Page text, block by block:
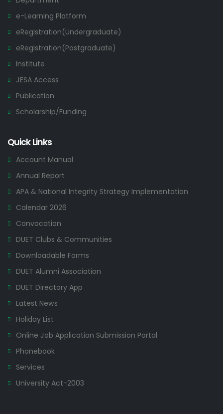
e-Learning Platform
eRegistration(Undergraduate)
eRegistration(Postgraduate)
Institute
JESA Access
Publication
Scholarship/Funding
Quick Links
Account Manual
Annual Report
APA & National Integrity Strategy Implementation
Calendar 2026
Convocation
DUET Clubs & Communities
Downloadable Forms
DUET Alumni Association
DUET Directory App
Latest News
Holiday List
Online Job Application Submission Portal
Phonebook
Services
University Act-2003